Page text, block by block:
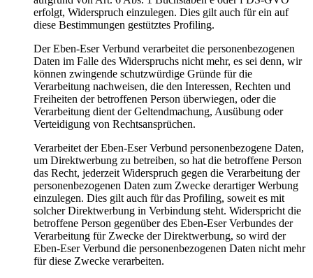
erfolgt, Widerspruch einzulegen. Dies gilt auch für ein auf
diese Bestimmungen gestütztes Profiling.
Der Eben-Eser Verbund verarbeitet die personenbezogenen
Daten im Falle des Widerspruchs nicht mehr, es sei denn, wir
können zwingende schutzwürdige Gründe für die
Verarbeitung nachweisen, die den Interessen, Rechten und
Freiheiten der betroffenen Person überwiegen, oder die
Verarbeitung dient der Geltendmachung, Ausübung oder
Verteidigung von Rechtsansprüchen.
Verarbeitet der Eben-Eser Verbund personenbezogene Daten,
um Direktwerbung zu betreiben, so hat die betroffene Person
das Recht, jederzeit Widerspruch gegen die Verarbeitung der
personenbezogenen Daten zum Zwecke derartiger Werbung
einzulegen. Dies gilt auch für das Profiling, soweit es mit
solcher Direktwerbung in Verbindung steht. Widerspricht die
betroffene Person gegenüber des Eben-Eser Verbundes der
Verarbeitung für Zwecke der Direktwerbung, so wird der
Eben-Eser Verbund die personenbezogenen Daten nicht mehr
für diese Zwecke verarbeiten.